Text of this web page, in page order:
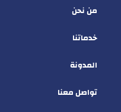
من نحن
خدماتنا
المدونة
تواصل معنا